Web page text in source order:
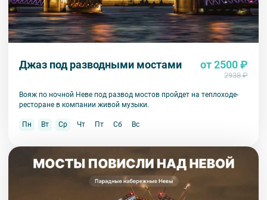
Джаз под разводными мостами от 2500 ₽
2938 ₽
Вояж по ночной Неве под развод мостов пройдет на теплоходе-
ресторане в компании живой музыки.
Пн Вт Ср Чт Пт Сб Вс